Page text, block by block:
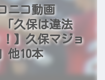
ニコ動画
久保は違法
】久保マジョ
他10本